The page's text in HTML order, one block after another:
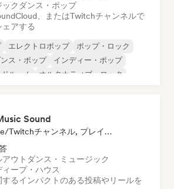
ク ダンス・ポップ
、またはTwitchチャンネルで
アする
エレクトロポップ
ポップ・ロック
ス・ポップ
インディー・ポップ
ルーム
オルタナティブ・ロック
Sound
YouTube/Twitchチャンネル, プレイリスト・キュレーター, ソーシャルメディアインフルエンサー
アウト ダンス・ミュージック
ィープ・ハウス
るインパクトのある投稿やリールを